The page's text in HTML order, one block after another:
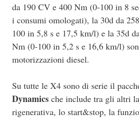
da 190 CV e 400 Nm (0-100 in 8
i consumi omologati), la 30d da
100 in 5,8 s e 17,5 km/l) e la 35d
Nm (0-100 in 5,2 s e 16,6 km/l)
motorizzazioni diesel.
Su tutte le X4 sono di serie il
Dynamics che include tra gli altri
rigenerativa, lo start&stop, la